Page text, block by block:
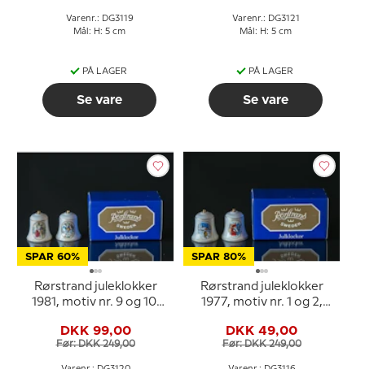
Varenr.: DG3119
Mål: H: 5 cm
PÅ LAGER
Se vare
Varenr.: DG3121
Mål: H: 5 cm
PÅ LAGER
Se vare
SPAR 60%
Rørstrand juleklokker
1981, motiv nr. 9 og 10,
DKK 99,00
Før: DKK 249,00
SPAR 80%
Rørstrand juleklokker
1977, motiv nr. 1 og 2,
DKK 49,00
Før: DKK 249,00